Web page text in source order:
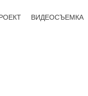
ВИДЕОСЪЕМКА